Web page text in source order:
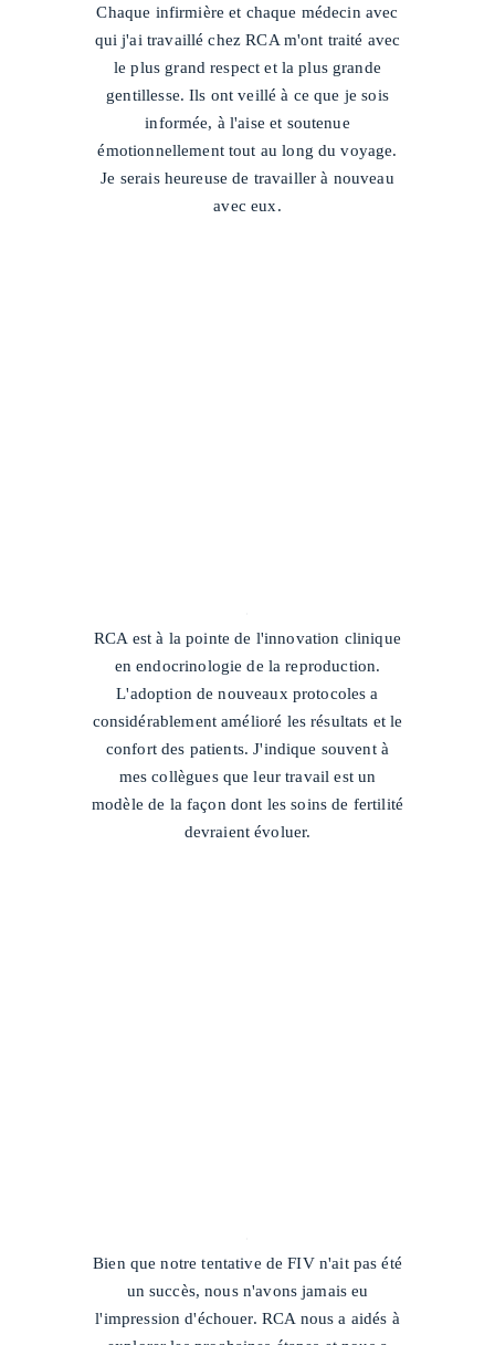
Chaque infirmière et chaque médecin avec
qui j'ai travaillé chez RCA m'ont traité avec
le plus grand respect et la plus grande
gentillesse. Ils ont veillé à ce que je sois
informée, à l'aise et soutenue
émotionnellement tout au long du voyage.
Je serais heureuse de travailler à nouveau
avec eux.
RCA est à la pointe de l'innovation clinique
en endocrinologie de la reproduction.
L'adoption de nouveaux protocoles a
considérablement amélioré les résultats et le
confort des patients. J'indique souvent à
mes collègues que leur travail est un
modèle de la façon dont les soins de fertilité
devraient évoluer.
Bien que notre tentative de FIV n'ait pas été
un succès, nous n'avons jamais eu
l'impression d'échouer. RCA nous a aidés à